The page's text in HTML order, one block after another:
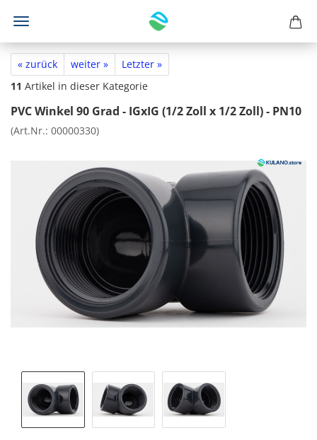
« zurück weiter »
Letzter »
11 Artikel in dieser Kategorie
PVC Winkel 90 Grad - IGxIG (1/2 Zoll x 1/2 Zoll) - PN10
(Art.Nr.: 00000330)